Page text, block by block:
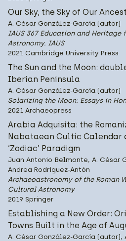
Our Sky, the Sky of Our
A. César González-García (autor)
IAUS 367 Education and
Astronomy. IAUS
2021 Cambridge University Press
The Sun and the Moon:
Iberian Peninsula
A. César González-García (autor)
Solarizing the Moon: Essays in
2021 Archaeopress
Arabia Adquisita: the
Nabataean Cultic Calendar
‘Zodiac’ Paradigm
Juan Antonio Belmonte, A. César
Andrea Rodríguez-Antón
Archaeoastronomy of the Roman
Cultural Astronomy
2019 Springer
Establishing a New Order:
Towns Built in the Age of
A. César González-García (autor),